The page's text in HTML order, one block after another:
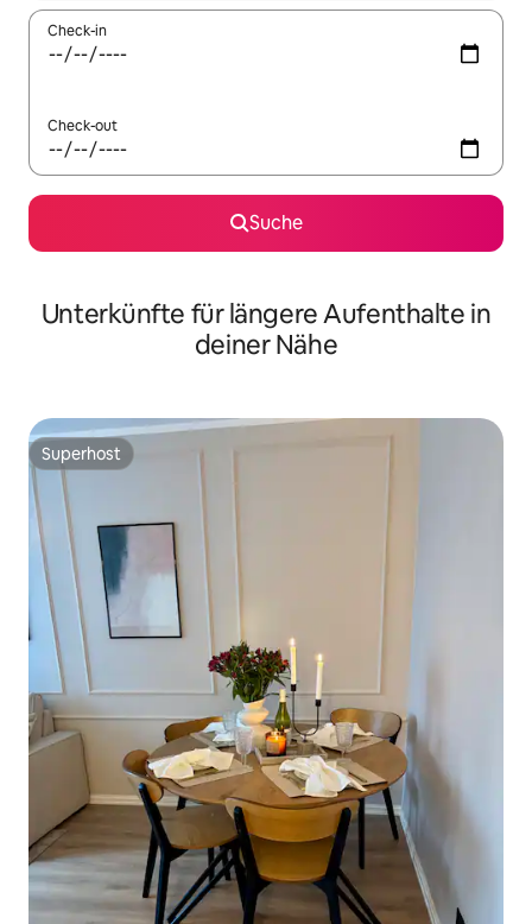
Check-in
Check-out
Suche
Unterkünfte für längere Aufenthalte in
deiner Nähe
Superhost
Superhost